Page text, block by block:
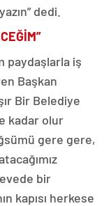
dedi.
paydaşlarla iş
Başkan
Bir Belediye
kadar olur
gere gere,
bir
kapısı herkese